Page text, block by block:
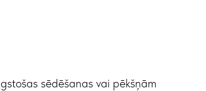
sēdēšanas vai pēkšņām